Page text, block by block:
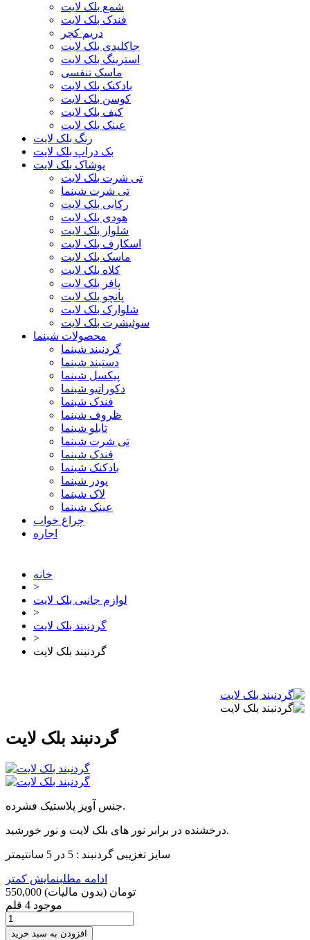
شمع بلک لایت
فندک بلک لایت
دریم کچر
جاکلیدی بلک لایت
استرینگ بلک لایت
ماسک تنفسی
بادکنک بلک لایت
کوسن بلک لایت
کیف بلک لایت
عینک بلک لایت
رنگ بلک لایت
بک دراپ بلک لایت
پوشاک بلک لایت
تی شرت بلک لایت
تی شرت شبنما
رکابی بلک لایت
هودی بلک لایت
شلوار بلک لایت
اسکارف بلک لایت
ماسک بلک لایت
کلاه بلک لایت
پافر بلک لایت
پانچو بلک لایت
شلوارک بلک لایت
سوئیشرت بلک لایت
محصولات شبنما
گردنبند شبنما
دستبند شبنما
پیکسل شبنما
دکوراتیو شبنما
فندک شبنما
ظروف شبنما
تابلو شبنما
تی شرت شبنما
فندک شبنما
بادکنک شبنما
پودر شبنما
لاک شبنما
عینک شبنما
چراغ خواب
اجاره
خانه
>
لوازم جانبی بلک لایت
>
گردنبند بلک لایت
>
گردنبند بلک لایت
گردنبند بلک لایت
جنس آویز پلاستیک فشرده.
درخشنده در برابر نور های بلک لایت و نور خورشید.
سایز تغزیبی گردنبند : 5 در 5 سانتیمتر
ادامه مطلبنمایش کمتر
550,000 تومان (بدون مالیات)
موجود 4 قلم
افزودن به سبد خرید